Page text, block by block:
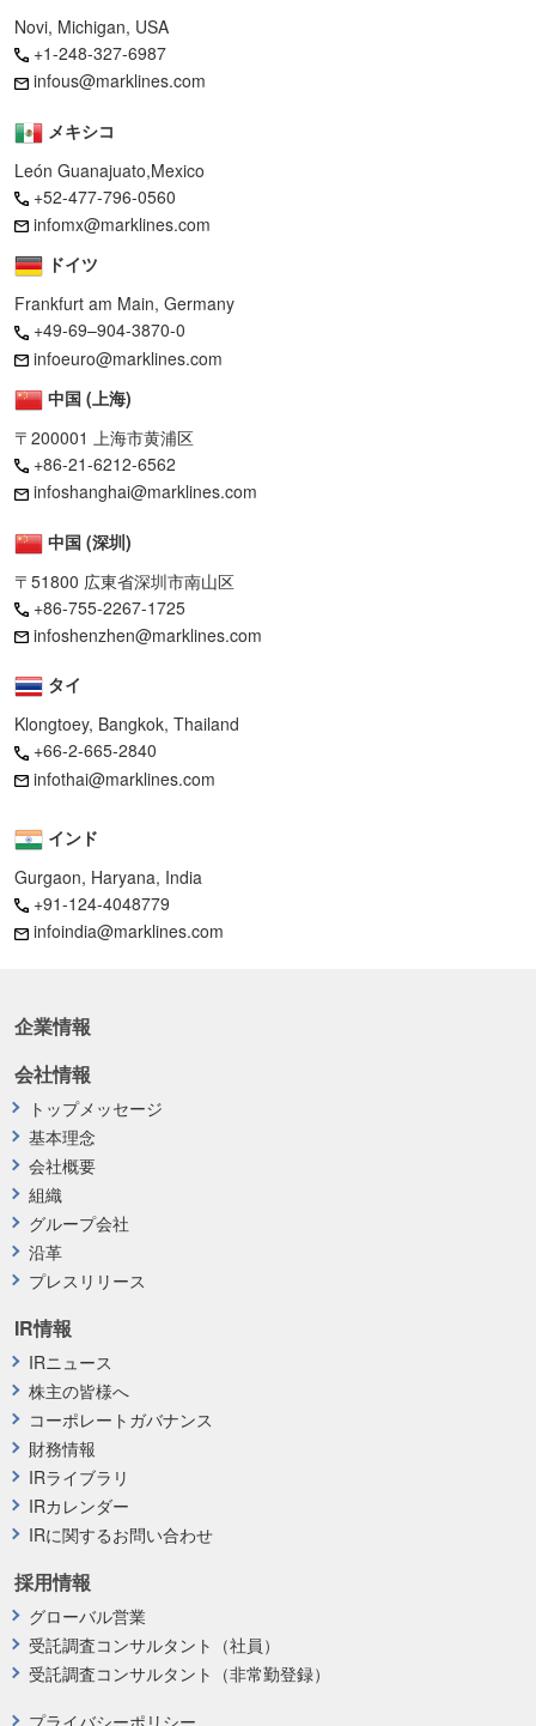
Novi, Michigan, USA
+1-248-327-6987
infous@marklines.com
メキシコ
León Guanajuato,Mexico
+52-477-796-0560
infomx@marklines.com
ドイツ
Frankfurt am Main, Germany
+49-69–904-3870-0
infoeuro@marklines.com
中国 (上海)
〒200001 上海市黄浦区
+86-21-6212-6562
infoshanghai@marklines.com
中国 (深圳)
〒51800 広東省深圳市南山区
+86-755-2267-1725
infoshenzhen@marklines.com
タイ
Klongtoey, Bangkok, Thailand
+66-2-665-2840
infothai@marklines.com
インド
Gurgaon, Haryana, India
+91-124-4048779
infoindia@marklines.com
企業情報
プライバシーポリシー
採用情報
グローバル営業
受託調査コンサルタント（社員）
受託調査コンサルタント（非常勤登録）
会社情報
トップメッセージ
基本理念
会社概要
組織
グループ会社
沿革
プレスリリース
IR情報
IRニュース
株主の皆様へ
コーポレートガバナンス
財務情報
IRライブラリ
IRカレンダー
IRに関するお問い合わせ